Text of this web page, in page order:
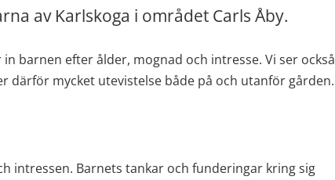
av Karlskoga i området Carls Åby.
barnen efter ålder, mognad och intresse. Vi ser också
mycket utevistelse både på och utanför gården.
intressen. Barnets tankar och funderingar kring sig